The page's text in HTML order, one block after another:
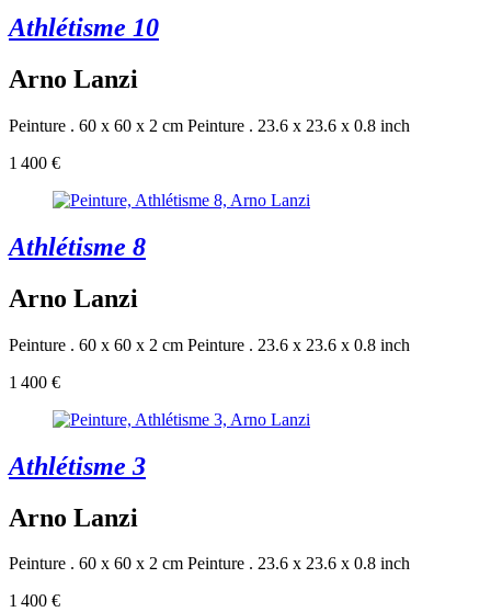
Athlétisme 10
Arno Lanzi
Peinture . 60 x 60 x 2 cm Peinture . 23.6 x 23.6 x 0.8 inch
1 400 €
Athlétisme 8
Arno Lanzi
Peinture . 60 x 60 x 2 cm Peinture . 23.6 x 23.6 x 0.8 inch
1 400 €
Athlétisme 3
Arno Lanzi
Peinture . 60 x 60 x 2 cm Peinture . 23.6 x 23.6 x 0.8 inch
1 400 €